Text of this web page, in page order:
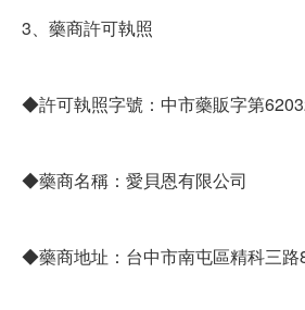
3、藥商許可執照
◆許可執照字號：中市藥販字第
◆藥商名稱：愛貝恩有限公司
◆藥商地址：台中市南屯區精科三路